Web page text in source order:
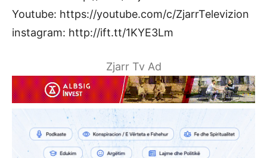
Youtube: https://youtube.com/c/ZjarrTelevizion
instagram: http://ift.tt/1KYE3Lm
Zjarr Tv Ad